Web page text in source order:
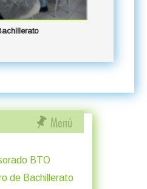
BTO
de Bachillerato